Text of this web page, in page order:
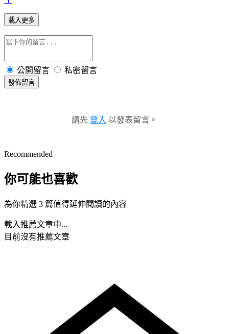
載入更多
公開留言 私密留言
發佈留言
請先 登入 以發表留言。
Recommended
你可能也喜歡
為你精選 3 篇值得延伸閱讀的內容
載入推薦文章中...
目前沒有推薦文章